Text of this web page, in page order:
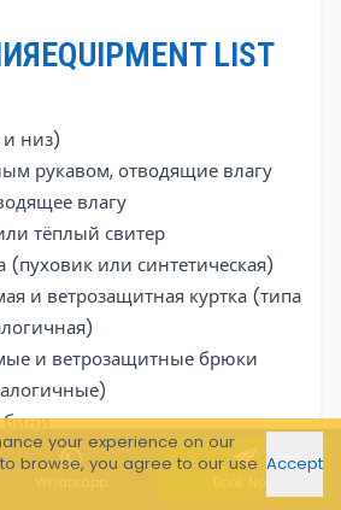
LIST
низ)
рукавом, отводящие влагу
влагу
тёплый свитер
(пуховик или синтетическая)
и ветрозащитная куртка (типа
и ветрозащитные брюки
бини
солнца
Whatsapp
your experience on our
browse, you agree to our use Accept